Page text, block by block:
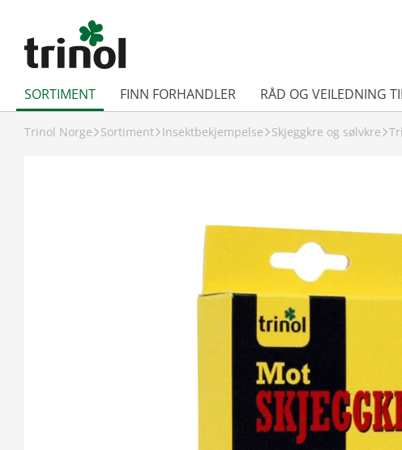
SORTIMENT FINN FORHANDLER RÅD OG VEILEDNING
Trinol Norge Sortiment Insektbekjempelse Skjeggkre og sølvkre